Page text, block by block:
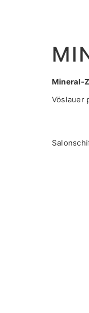
Mineral-
Vöslauer